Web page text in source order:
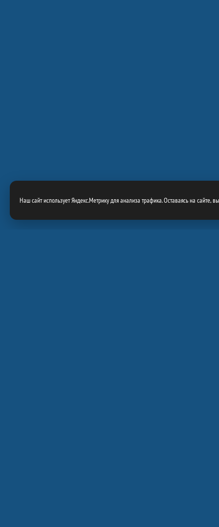
Наш сайт использует Яндекс.Метрику для анализа трафика. Оставаясь на сайте,